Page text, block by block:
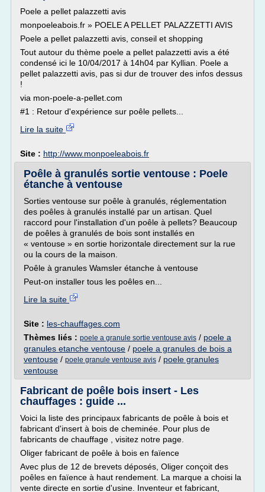
Poele a pellet palazzetti avis
monpoeleabois.fr » POELE A PELLET PALAZZETTI AVIS
Poele a pellet palazzetti avis, conseil et shopping
Tout autour du thème poele a pellet palazzetti avis a été
condensé ici le 10/04/2017 à 14h04 par Kyllian. Poele a
pellet palazzetti avis, pas si dur de trouver des infos dessus
!
via mon-poele-a-pellet.com
#1 : Retour d'expérience sur poêle pellets...
Lire la suite
Site : http://www.monpoeleabois.fr
Poêle à granulés sortie ventouse : Poele
étanche à ventouse
Sorties ventouse sur poêle à granulés, réglementation
des poêles à granulés installé par un artisan. Quel
raccord pour l'installation d'un poêle à pellets? Beaucoup
de poêles à granulés de bois sont installés en
« ventouse » en sortie horizontale directement sur la rue
ou la cours de la maison.
Poêle à granules Wamsler étanche à ventouse
Peut-on installer tous les poêles en...
Lire la suite
Site : les-chauffages.com
Thèmes liés : poele a granule sortie ventouse avis / poele a
granules etanche ventouse / poele a granules de bois a
ventouse / poele granule ventouse avis / poele granules
ventouse
Fabricant de poêle bois insert - Les
chauffages : guide ...
Voici la liste des principaux fabricants de poêle à bois et
fabricant d'insert à bois de cheminée. Pour plus de
fabricants de chauffage , visitez notre page.
Oliger fabricant de poêle à bois en faïence
Avec plus de 12 de brevets déposés, Oliger conçoit des
poêles en faïence à haut rendement. La marque a choisi la
vente directe en sortie d'usine. Inventeur et fabricant,